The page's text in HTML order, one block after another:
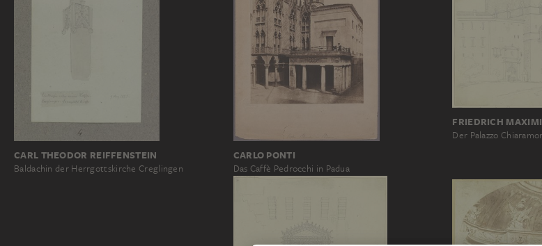
CARL THEODOR REIFFENSTEIN
Baldachin der Herrgottskirche Creglingen
CARLO PONTI
Das Caffè Pedrocchi in Padua
FRIEDRICH
Der Palazzo